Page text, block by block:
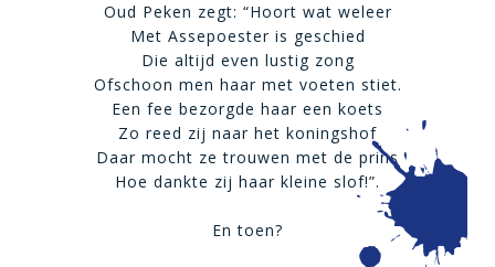
Oud Peken zegt: “Hoort wat weleer
Met Assepoester is geschied
Die altijd even lustig zong
Ofschoon men haar met voeten stiet.
Een fee bezorgde haar een koets
Zo reed zij naar het koningshof
Daar mocht ze trouwen met de prins
Hoe dankte zij haar kleine slof!”.
En toen?